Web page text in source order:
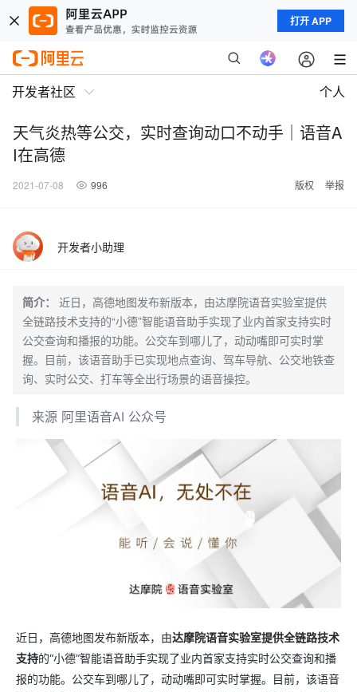
打开 APP
开发者社区 个人
天气炎热等公交，实时查询动口不动手｜语音A
I在高德
2021-07-08 996 版权 举报
开发者小助理
简介：
近日，高德地图发布新版本，由达摩院语音实验室提供
全链路技术支持的“小德”智能语音助手实现了业内首家支持实时
公交查询和播报的功能。公交车到哪儿了，动动嘴即可实时掌
握。目前，该语音助手已实现地点查询、驾车导航、公交地铁查
询、实时公交、打车等全出行场景的语音操控。
来源 阿里语音AI 公众号
近日，高德地图发布新版本，由达摩院语音实验室提供全链路技术
支持的“小德”智能语音助手实现了业内首家支持实时公交查询和播
报的功能。公交车到哪儿了，动动嘴即可实时掌握。目前，该语音